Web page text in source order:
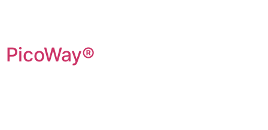
PicoWay®